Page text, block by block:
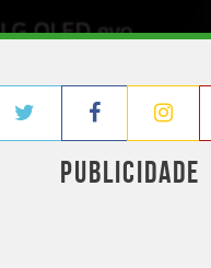
PUBLICIDADE